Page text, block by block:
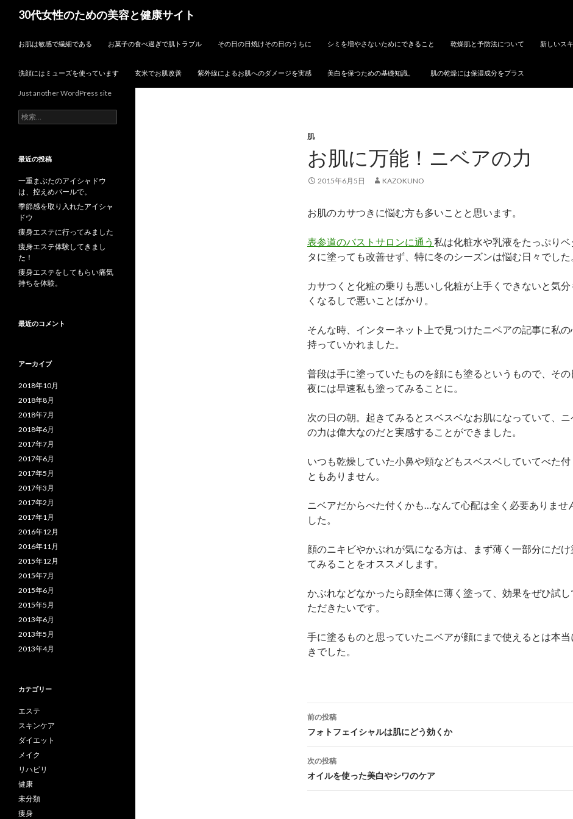
30代女性のための美容と健康サイト
お肌は敏感で繊細である
お菓子の食べ過ぎで肌トラブル その日の日焼けその日のうちに シミを増やさないためにできること 乾燥肌と予防法について 新しいス
洗顔にはミューズを使っています 玄米でお肌改善 紫外線によるお肌へのダメージを実感 美白を保つための基礎知識。 肌の乾燥には保湿成分をプラス
肌
お肌に万能！ニベアの力
2015年6月5日 KAZOKUNO
お肌のカサつきに悩む方も多いことと思います。
表参道のバストサロンに通う 私は化粧水や乳液をたっぷりベ
タに塗っても改善せず、特に冬のシーズンは悩む日々でした
カサつくと化粧の乗りも悪いし化粧が上手くできないと気分
くなるしで悪いことばかり。
そんな時、インターネット上で見つけたニベアの記事に私の
持っていかれました。
普段は手に塗っていたものを顔にも塗るというもので、その
夜には早速私も塗ってみることに。
次の日の朝。起きてみるとスベスベなお肌になっていて、ニ
の力は偉大なのだと実感することができました。
いつも乾燥していた小鼻や頬などもスベスベしていてべた付
ともありません。
ニベアだからべた付くかも…なんて心配は全く必要ありませ
した。
顔のニキビやかぶれが気になる方は、まず薄く一部分にだけ
てみることをオススメします。
かぶれなどなかったら顔全体に薄く塗って、効果をぜひ試し
ただきたいです。
手に塗るものと思っていたニベアが顔にまで使えるとは本当
きでした。
投
稿
ナ
ビ
ゲ
前の投稿
フォトフェイシャルは肌にどう効くか
次の投稿
オイルを使った美白やシワのケア
Just another WordPress site
検
索:
最近の投稿
一重まぶたのアイシャドウ
は、控えめパールで。
季節感を取り入れたアイシャ
ドウ
痩身エステに行ってみました
痩身エステ体験してきまし
た！
痩身エステをしてもらい痛気
持ちを体験。
最近のコメント
アーカイブ
2018年10月
2018年8月
2018年7月
2018年6月
2017年7月
2017年6月
2017年5月
2017年3月
2017年2月
2017年1月
2016年12月
2016年11月
2015年12月
2015年7月
2015年6月
2015年5月
2013年6月
2013年5月
2013年4月
カテゴリー
エステ
スキンケア
ダイエット
メイク
リハビリ
健康
未分類
痩身